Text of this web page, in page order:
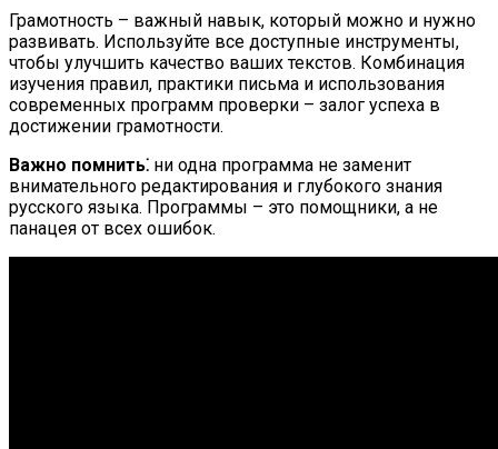
Грамотность – важный навык, который можно и нужно
развивать. Используйте все доступные инструменты,
чтобы улучшить качество ваших текстов. Комбинация
изучения правил, практики письма и использования
современных программ проверки – залог успеха в
достижении грамотности.
Важно помнить⁚ ни одна программа не заменит
внимательного редактирования и глубокого знания
русского языка. Программы – это помощники, а не
панацея от всех ошибок.